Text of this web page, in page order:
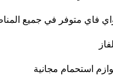
فاي متوفر في جميع
استحمام مجانية